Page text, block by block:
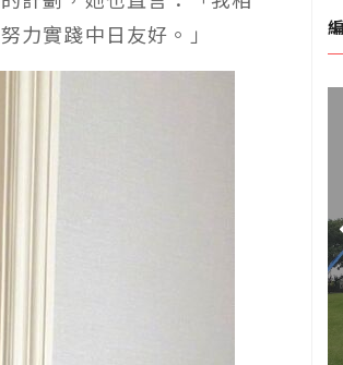
力實踐中日友好。」